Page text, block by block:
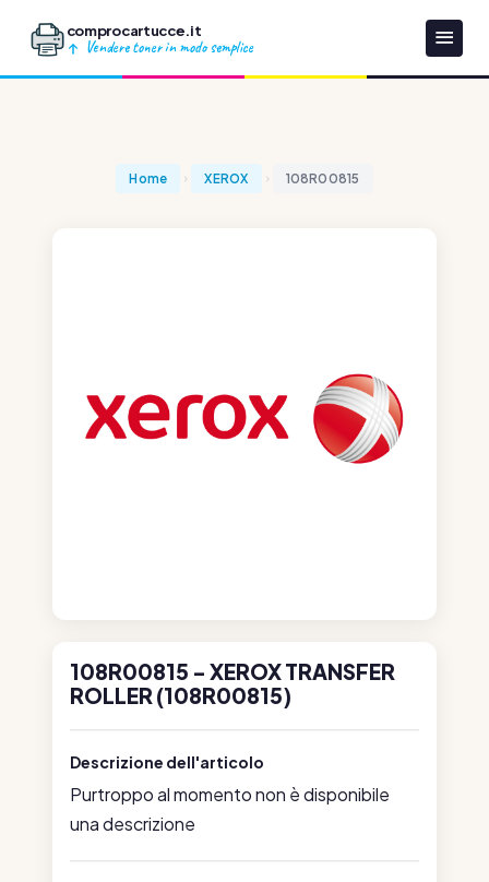
comprocartucce.it
Vendere toner in modo semplice
Home XEROX 108R00815
108R00815 - XEROX TRANSFER
ROLLER (108R00815)
Descrizione dell'articolo
Purtroppo al momento non è disponibile
una descrizione